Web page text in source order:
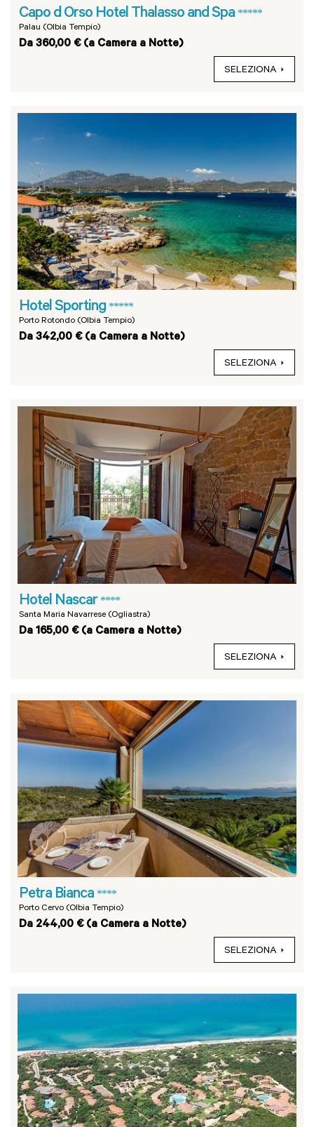
Capo d Orso Hotel Thalasso and Spa *****
Palau (Olbia Tempio)
Da 360,00 € (a Camera a Notte)
SELEZIONA
Hotel Sporting *****
Porto Rotondo (Olbia Tempio)
Da 342,00 € (a Camera a Notte)
SELEZIONA
Hotel Nascar ****
Santa Maria Navarrese (Ogliastra)
Da 165,00 € (a Camera a Notte)
SELEZIONA
Petra Bianca ****
Porto Cervo (Olbia Tempio)
Da 244,00 € (a Camera a Notte)
SELEZIONA